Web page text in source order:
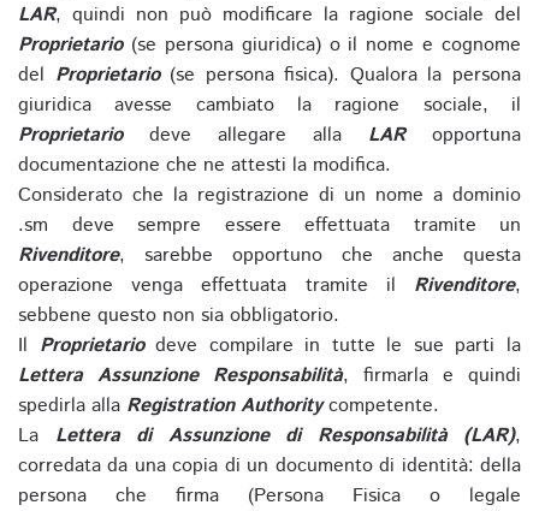
LAR, quindi non può modificare la ragione sociale del
Proprietario(se persona giuridica) o il nome e cognome
del Proprietario(se persona fisica). Qualora la persona
giuridica avesse cambiato la ragione sociale, il
Proprietariodeve allegare alla LARopportuna
documentazione che ne attesti la modifica.
Considerato che la registrazione di un nome a dominio
.sm deve sempre essere effettuata tramite un
Rivenditore, sarebbe opportuno che anche questa
operazione venga effettuata tramite il Rivenditore,
sebbene questo non sia obbligatorio.
Il Proprietariodeve compilare in tutte le sue parti la
Lettera Assunzione Responsabilità, firmarla e quindi
spedirla alla Registration Authoritycompetente.
La Lettera di Assunzione di Responsabilità (LAR),
corredata da una copia di un documento di identità: della
persona che firma (Persona Fisica o legale